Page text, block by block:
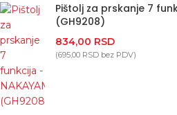
Pištolj za prskanje 7
(GH9208)
834,00 RSD
(695,00 RSD bez PDV)